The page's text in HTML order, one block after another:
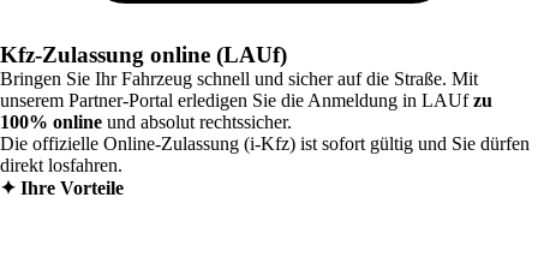
Kfz-Zulassung online (LAUf)
Bringen Sie Ihr Fahrzeug schnell und sicher auf die Straße. Mit
unserem Partner-Portal erledigen Sie die Anmeldung in LAUf zu
100% online und absolut rechtssicher.
Die offizielle Online-Zulassung (i-Kfz) ist sofort gültig und Sie dürfen
direkt losfahren.
✦ Ihre Vorteile